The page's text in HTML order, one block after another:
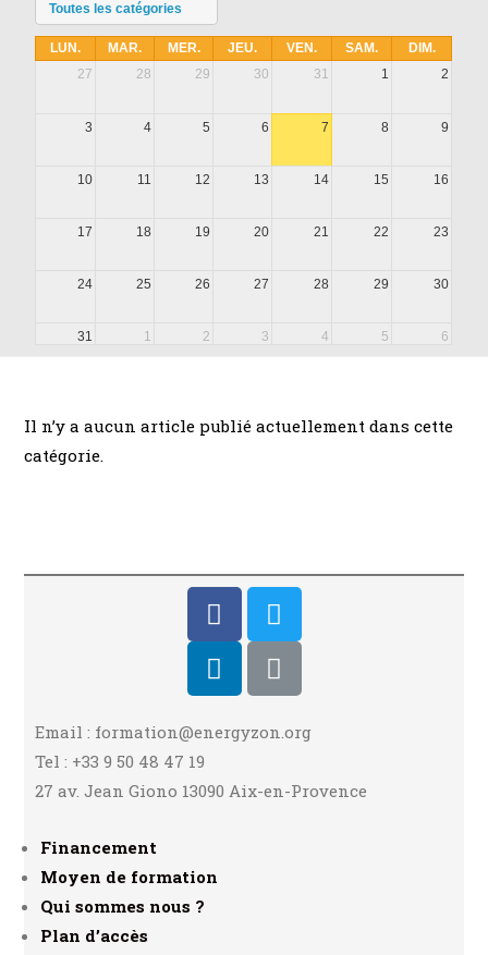
Toutes les catégories
LUN. MAR. MER. JEU. VEN. SAM.
DIM.
27
28 29 30 31 1 2
3 4 5 6 7 8 9
10 11 12 13 14 15 16
17 18 19 20 21 22 23
24 25 26 27 28 29 30
31 1 2 3 4 5 6
Il n’y a aucun article publié actuellement dans cette
catégorie.
Email : formation@energyzon.org
Tel : +33 9 50 48 47 19
27 av. Jean Giono 13090 Aix-en-Provence
Financement
Moyen de formation
Qui sommes nous ?
Plan d’accès